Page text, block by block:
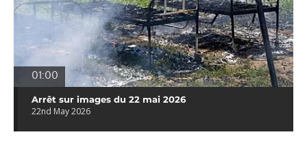
01:00
Arrêt sur images du 22 mai 2026
22nd May 2026